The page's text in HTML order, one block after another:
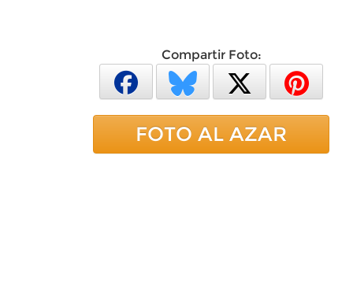
Compartir Foto:
FOTO AL AZAR